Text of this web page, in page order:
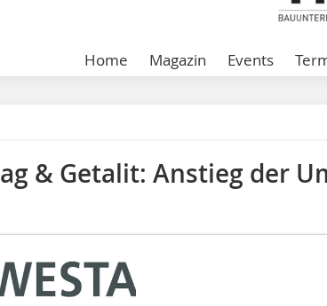
Home Magazin Events
& Getalit: Anstieg der